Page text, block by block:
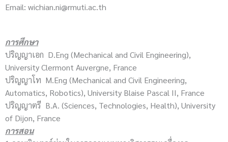
Email: wichian.ni@rmuti.ac.th
การศึกษา
ปริญญาเอก D.Eng (Mechanical and Civil Engineering),
University Clermont Auvergne, France
ปริญญาโท M.Eng (Mechanical and Civil Engineering,
Automatics, Robotics), University Blaise Pascal II, France
ปริญญาตรี B.A. (Sciences, Technologies, Health), University
of Dijon, France
การสอน